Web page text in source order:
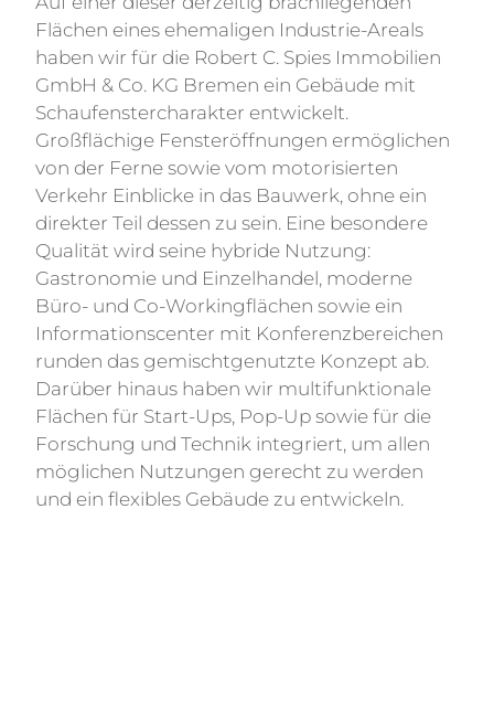
Flächen eines ehemaligen Industrie-Areals
haben wir für die Robert C. Spies Immobilien
GmbH & Co. KG Bremen ein Gebäude mit
Schaufenstercharakter entwickelt.
Großflächige Fensteröffnungen ermöglichen
von der Ferne sowie vom motorisierten
Verkehr Einblicke in das Bauwerk, ohne ein
direkter Teil dessen zu sein. Eine besondere
Qualität wird seine hybride Nutzung:
Gastronomie und Einzelhandel, moderne
Büro- und Co-Workingflächen sowie ein
Informationscenter mit Konferenzbereichen
runden das gemischtgenutzte Konzept ab.
Darüber hinaus haben wir multifunktionale
Flächen für Start-Ups, Pop-Up sowie für die
Forschung und Technik integriert, um allen
möglichen Nutzungen gerecht zu werden
und ein flexibles Gebäude zu entwickeln.